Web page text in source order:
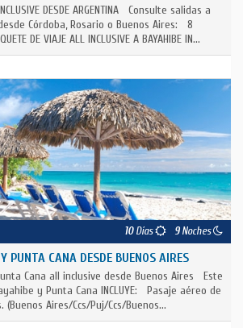
DESDE ARGENTINA Consulte salidas a
Córdoba, Rosario o Buenos Aires: 8
DE VIAJE ALL INCLUSIVE A BAYAHIBE IN...
10Días 9Noches
PUNTA CANA DESDE BUENOS AIRES
Cana all inclusive desde Buenos Aires Este
y Punta Cana INCLUYE: Pasaje aéreo de
Aires/Ccs/Puj/Ccs/Buenos...